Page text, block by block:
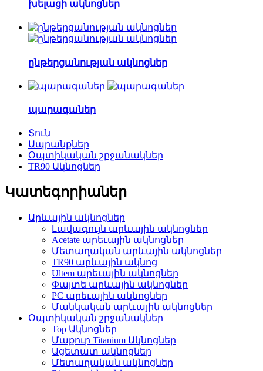
խելացի ակնոցներ
ընթերցանության ակնոցներ
պարագաներ
Տուն
Ապրանքներ
Օպտիկական շրջանակներ
TR90 Ակնոցներ
Կատեգորիաներ
Արևային ակնոցներ
Լավագույն արևային ակնոցներ
Acetate արեւային ակնոցներ
Մետաղական արևային ակնոցներ
TR90 արևային ակնոց
Ultem արեւային ակնոցներ
Փայտե արևային ակնոցներ
PC արեւային ակնոցներ
Մանկական արևային ակնոցներ
Օպտիկական շրջանակներ
Top Ակնոցներ
Մաքուր Titanium Ակնոցներ
Ացետատ ակնոցներ
Մետաղական ակնոցներ